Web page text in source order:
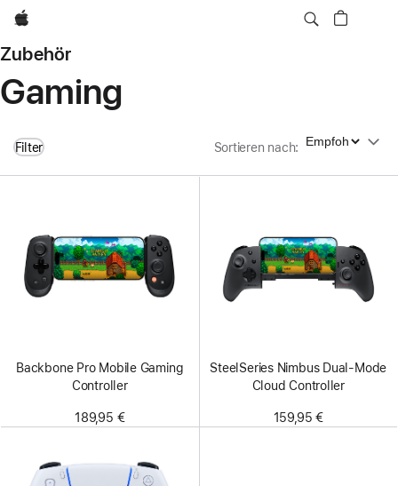
Apple
Zubehör
Gaming
Filter Sortieren nach: Sortieren nach
Backbone Pro Mobile Gaming
Controller
189,95 €
SteelSeries Nimbus Dual-Mode
Cloud Controller
159,95 €